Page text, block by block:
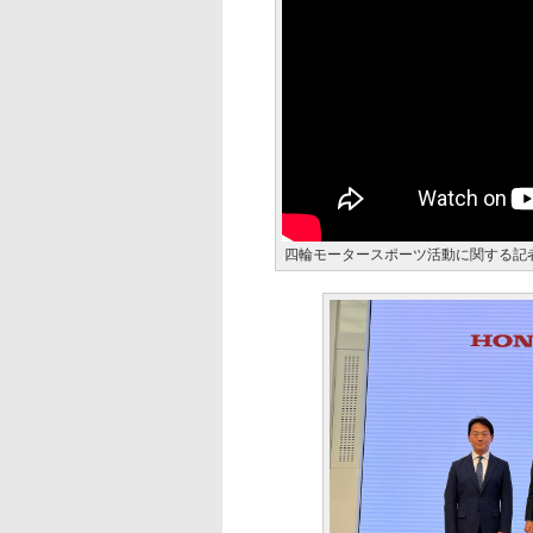
四輪モータースポーツ活動に関する記